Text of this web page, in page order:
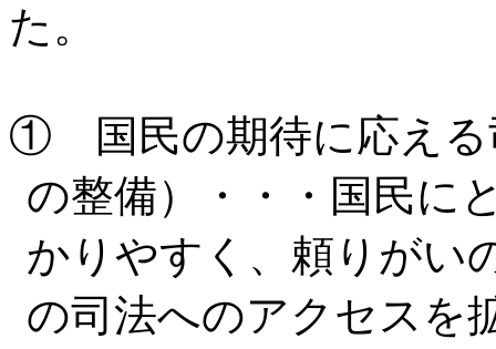
た。
① 国民の期待に応える
の整備）・・・国民に
かりやすく、頼りがい
の司法へのアクセスを